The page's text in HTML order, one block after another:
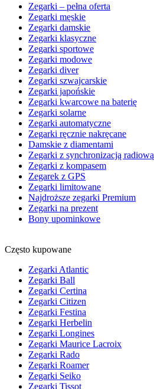
Zegarki – pełna oferta
Zegarki męskie
Zegarki damskie
Zegarki klasyczne
Zegarki sportowe
Zegarki modowe
Zegarki diver
Zegarki szwajcarskie
Zegarki japońskie
Zegarki kwarcowe na baterię
Zegarki solarne
Zegarki automatyczne
Zegarki ręcznie nakręcane
Damskie z diamentami
Zegarki z synchronizacją radiową
Zegarki z kompasem
Zegarek z GPS
Zegarki limitowane
Najdroższe zegarki Premium
Zegarki na prezent
Bony upominkowe
Często kupowane
Zegarki Atlantic
Zegarki Ball
Zegarki Certina
Zegarki Citizen
Zegarki Festina
Zegarki Herbelin
Zegarki Longines
Zegarki Maurice Lacroix
Zegarki Rado
Zegarki Roamer
Zegarki Seiko
Zegarki Tissot